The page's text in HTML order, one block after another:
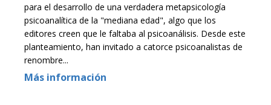
para el desarrollo de una verdadera metapsicología
psicoanalítica de la "mediana edad", algo que los
editores creen que le faltaba al psicoanálisis. Desde este
planteamiento, han invitado a catorce psicoanalistas de
renombre...
Más información